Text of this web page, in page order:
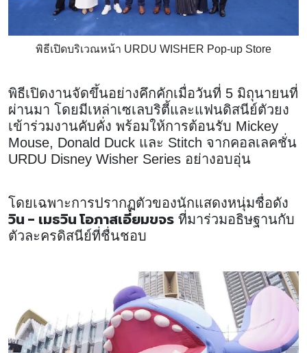
พิธีเปิดบริเวณหน้า URDU WISHER Pop-up Store
พิธีเปิดงานจัดขึ้นอย่างคึกคักเมื่อวันที่ 5 มิถุนายนที่
ผ่านมา โดยมีเหล่าเซเลบริตี้และแฟนดิสนีย์ตัวยง
เข้าร่วมงานคับคั่ง พร้อมให้การต้อนรับ Mickey
Mouse, Donald Duck และ Stitch จากคอลเลคชั่น
URDU Disney Wisher Series อย่างอบอุ่น
โดยเฉพาะการปรากฏตัวของนักแสดงหนุ่มชื่อดัง
วิน - เมธวิน โอภาสเอี่ยมขจร ที่มาร่วมอธิษฐานกับ
ตัวละครดิสนีย์ที่ชื่นชอบ